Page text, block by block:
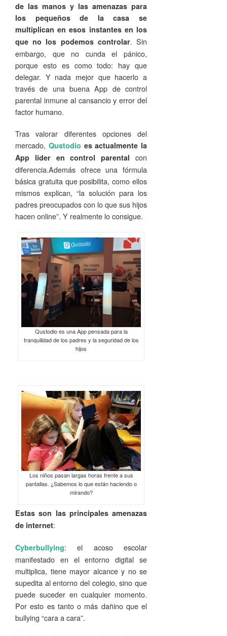
de las manos y las amenazas para
los pequeños de la casa se
multiplican en esos instantes en los
que no los podemos controlar. Sin
embargo, que no cunda el pánico,
porque esto es como todo: hay que
delegar. Y nada mejor que hacerlo a
través de una buena App de control
parental inmune al cansancio y error del
factor humano.
Tras valorar diferentes opciones del
mercado, Qustodio es actualmente la
App líder en control parental con
diferencia.Además ofrece una fórmula
básica gratuita que posibilita, como ellos
mismos explican, “la solución para los
padres preocupados con lo que sus hijos
hacen online”. Y realmente lo consigue.
Qustodio es una App pensada para la
tranquilidad de los padres y la seguridad de los
hijos
Los niños pasan largas horas frente a sus
pantallas. ¿Sabemos lo que están haciendo o
mirando?
Estas son las principales amenazas
de internet:
Cyberbullying: el acoso escolar
manifestado en el entorno digital se
multiplica, tiene mayor alcance y no se
supedita al entorno del colegio, sino que
puede suceder en cualquier momento.
Por esto es tanto o más dañino que el
bullying “cara a cara”.